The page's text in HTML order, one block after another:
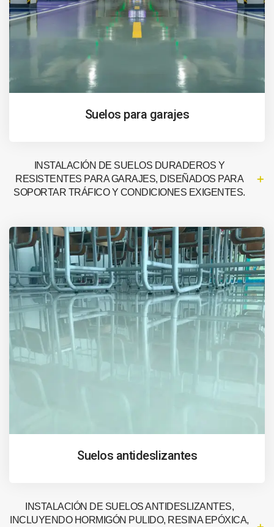
Suelos para garajes
INSTALACIÓN DE SUELOS DURADEROS Y
RESISTENTES PARA GARAJES, DISEÑADOS PARA
SOPORTAR TRÁFICO Y CONDICIONES EXIGENTES.
Suelos antideslizantes
INSTALACIÓN DE SUELOS ANTIDESLIZANTES,
INCLUYENDO HORMIGÓN PULIDO, RESINA EPÓXICA,